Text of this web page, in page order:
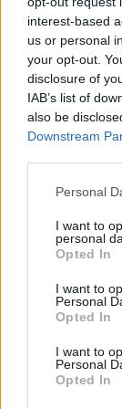
interest-based
us or personal
your opt-out.
disclosure of
IAB’s list of
also be
Downstream
Personal
I want to
personal
Opted In
I want to
Personal
Opted In
I want to
Personal
Opted In
χαιρετισμό
θεραπεία,
προβλήματα
στηρίζουμε
Υγείας
τους τη
πρόληψης
μακροχρόνια
(άνοια) αν
σχετικών